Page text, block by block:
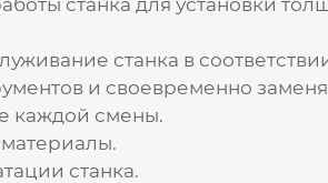
станка в
и своевременно
каждой смены.
станка.